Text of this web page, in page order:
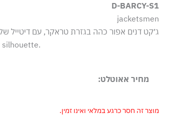
D-BARCY-S1
jacketsmen
ג׳קט דנים אפור כהה בגזרת טראקר, עם דיטייל
מחיר אאוטלט:
מוצר זה חסר כרגע במלאי ואינו זמין.